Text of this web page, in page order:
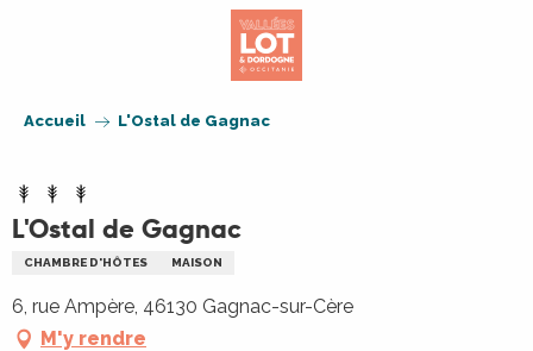
Accueil L'Ostal de Gagnac
L'Ostal de Gagnac
CHAMBRE D'HÔTES MAISON
6, rue Ampère, 46130 Gagnac-sur-Cère
M'y rendre